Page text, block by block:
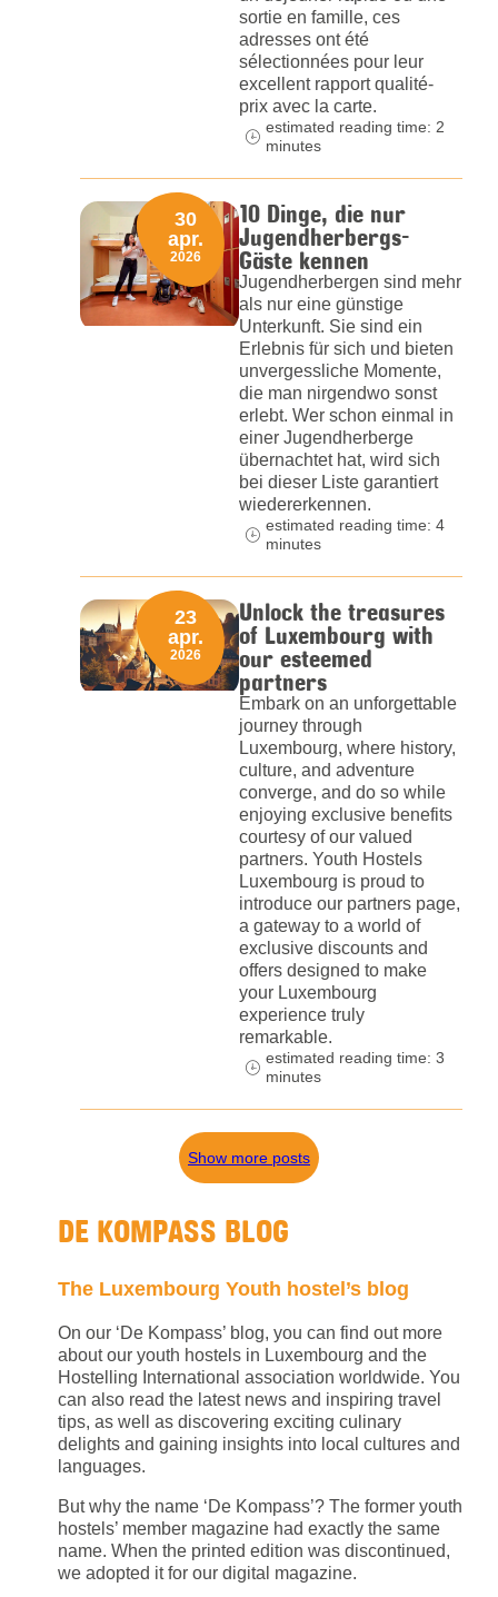
sortie en famille, ces
adresses ont été
sélectionnées pour leur
excellent rapport qualité-
prix avec la carte.
estimated reading time: 2
minutes
10 Dinge, die nur
Jugendherbergs-
Gäste kennen
Jugendherbergen sind mehr
als nur eine günstige
Unterkunft. Sie sind ein
Erlebnis für sich und bieten
unvergessliche Momente,
die man nirgendwo sonst
erlebt. Wer schon einmal in
einer Jugendherberge
übernachtet hat, wird sich
bei dieser Liste garantiert
wiedererkennen.
30
apr.
2026
estimated reading time: 4
minutes
Unlock the treasures
of Luxembourg with
our esteemed
partners
Embark on an unforgettable
journey through
Luxembourg, where history,
culture, and adventure
converge, and do so while
enjoying exclusive benefits
courtesy of our valued
partners. Youth Hostels
Luxembourg is proud to
introduce our partners page,
a gateway to a world of
exclusive discounts and
offers designed to make
your Luxembourg
experience truly
remarkable.
23
apr.
2026
estimated reading time: 3
minutes
Show more posts
DE KOMPASS BLOG
The Luxembourg Youth hostel’s blog
On our ‘De Kompass’ blog, you can find out more
about our youth hostels in Luxembourg and the
Hostelling International association worldwide. You
can also read the latest news and inspiring travel
tips, as well as discovering exciting culinary
delights and gaining insights into local cultures and
languages.
But why the name ‘De Kompass’? The former youth
hostels’ member magazine had exactly the same
name. When the printed edition was discontinued,
we adopted it for our digital magazine.